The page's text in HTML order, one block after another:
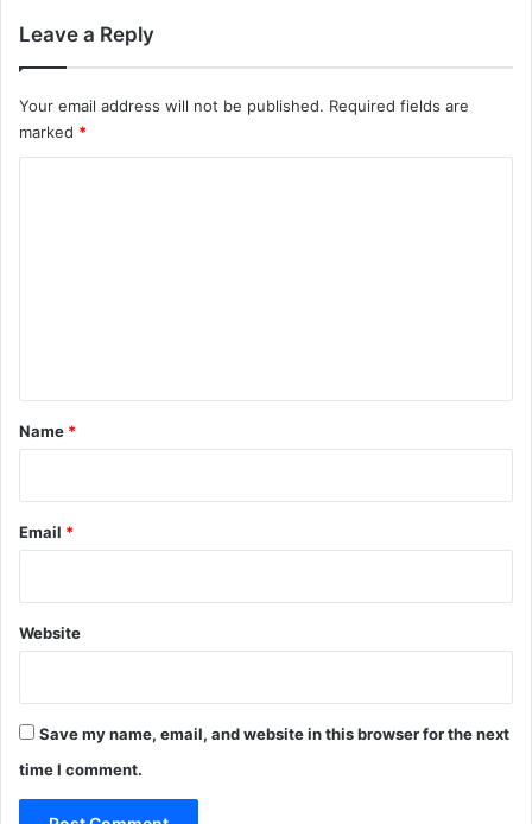
Leave a Reply
Your email address will not be published. Required fields are
marked *
*
Name *
Email *
Website
Save my name, email, and website in this browser for the next
time I comment.